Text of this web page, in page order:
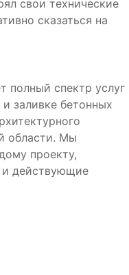
свои технические
сказаться на
полный спектр услуг
заливке бетонных
области. Мы
проекту,
и действующие